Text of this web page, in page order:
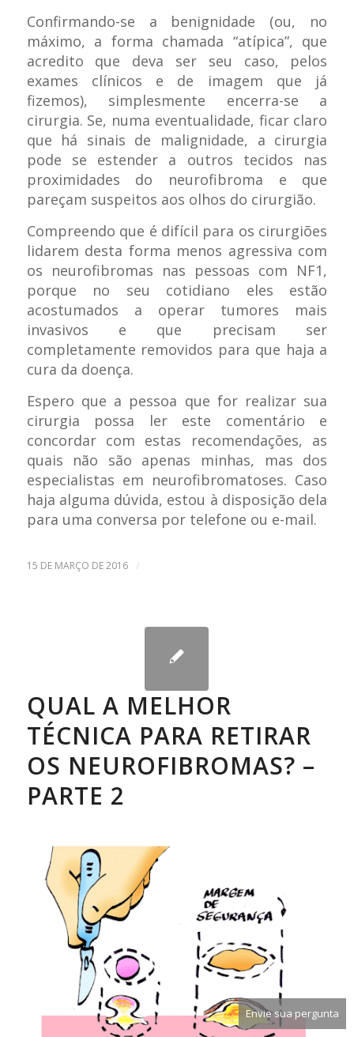
Envie sua pergunta
Confirmando-se a benignidade (ou, no
máximo, a forma chamada “atípica”, que
acredito que deva ser seu caso, pelos
exames clínicos e de imagem que já
fizemos), simplesmente encerra-se a
cirurgia. Se, numa eventualidade, ficar claro
que há sinais de malignidade, a cirurgia
pode se estender a outros tecidos nas
proximidades do neurofibroma e que
pareçam suspeitos aos olhos do cirurgião.
Compreendo que é difícil para os cirurgiões
lidarem desta forma menos agressiva com
os neurofibromas nas pessoas com NF1,
porque no seu cotidiano eles estão
acostumados a operar tumores mais
invasivos e que precisam ser
completamente removidos para que haja a
cura da doença.
Espero que a pessoa que for realizar sua
cirurgia possa ler este comentário e
concordar com estas recomendações, as
quais não são apenas minhas, mas dos
especialistas em neurofibromatoses. Caso
haja alguma dúvida, estou à disposição dela
para uma conversa por telefone ou e-mail.
15 DE MARÇO DE 2016 /
QUAL A MELHOR
TÉCNICA PARA RETIRAR
OS NEUROFIBROMAS? –
PARTE 2